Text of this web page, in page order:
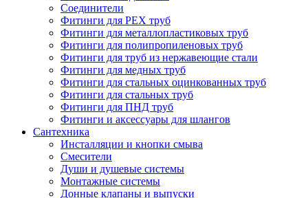
Соединители
Фитинги для PEX труб
Фитинги для металлопластиковых труб
Фитинги для полипропиленовых труб
Фитинги для труб из нержавеющие стали
Фитинги для медных труб
Фитинги для стальных оцинкованных труб
Фитинги для стальных труб
Фитинги для ПНД труб
Фитинги и аксессуары для шлангов
Сантехника
Инсталляции и кнопки смыва
Смесители
Души и душевые системы
Монтажные системы
Донные клапаны и выпуски